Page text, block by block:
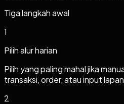
Tiga langkah awal
1
Pilih alur harian
Pilih yang paling mahal jika
transaksi, order, atau input
2